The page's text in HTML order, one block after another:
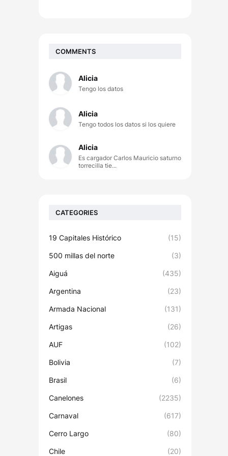
COMMENTS
Alicia
Tengo los datos
Alicia
Tengo todos los datos si los quiere
Alicia
Es cargador Carlos Mauricio saturno
torrecilla tie...
CATEGORIES
19 Capitales Histórico (15)
500 millas del norte (3)
Aiguá (435)
Argentina (23)
Armada Nacional (131)
Artigas (26)
AUF (102)
Bolivia (7)
Brasil (6)
Canelones (2235)
Carnaval (617)
Cerro Largo (80)
Chile (20)